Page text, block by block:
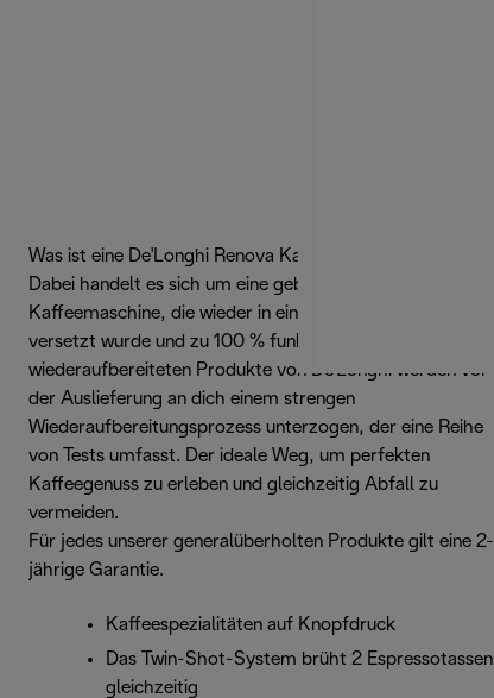
Was ist eine De'Longhi Renova Kaffeemaschine?
Dabei handelt es sich um eine gebrauchte
Kaffeemaschine, die wieder in einen neuwertigen Zustand
versetzt wurde und zu 100 % funktionstüchtig ist. Die
wiederaufbereiteten Produkte von De'Longhi werden vor
der Auslieferung an dich einem strengen
Wiederaufbereitungsprozess unterzogen, der eine Reihe
von Tests umfasst. Der ideale Weg, um perfekten
Kaffeegenuss zu erleben und gleichzeitig Abfall zu
vermeiden.
Für jedes unserer generalüberholten Produkte gilt eine 2-
jährige Garantie.
Kaffeespezialitäten auf Knopfdruck
Das Twin-Shot-System brüht 2 Espressotassen
gleichzeitig